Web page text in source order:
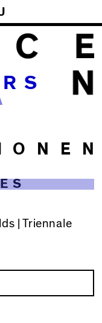
R S
O N E N
| Triennale